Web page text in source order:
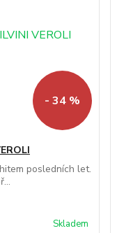
- 34 %
posledních let.
Skladem